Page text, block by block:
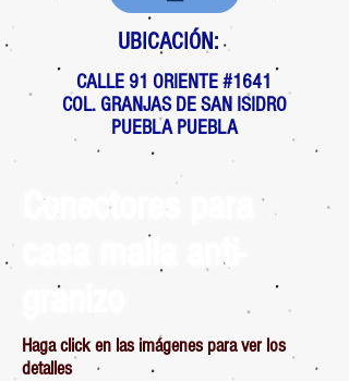
UBICACIÓN:
CALLE 91 ORIENTE #1641
COL. GRANJAS DE SAN ISIDRO
PUEBLA PUEBLA
Conectores para
casa malla anti-
granizo
Haga click en las imágenes para ver los
detalles